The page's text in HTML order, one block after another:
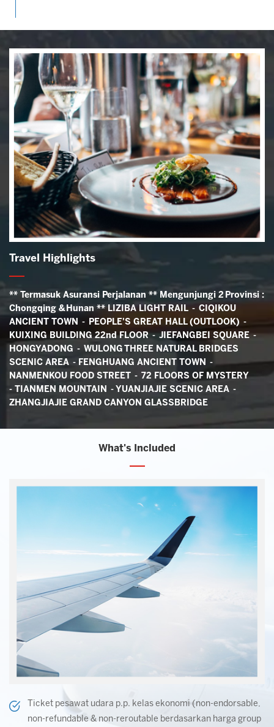
Travel Highlights
** Termasuk Asuransi Perjalanan ** Mengunjungi 2 Provinsi :
Chongqing & Hunan ** LIZIBA LIGHT RAIL - CIQIKOU
ANCIENT TOWN - PEOPLE'S GREAT HALL (OUTLOOK) -
KUIXING BUILDING 22nd FLOOR - JIEFANGBEI SQUARE -
HONGYADONG - WULONG
THREE NATURAL BRIDGES
SCENIC AREA - FENGHUANG ANCIENT TOWN -
NANMENKOU FOOD STREET - 72 FLOORS OF MYSTERY
-
TIANMEN MOUNTAIN - YUANJIAJIE SCENIC AREA -
ZHANGJIAJIE GRAND CANYON GLASSBRIDGE
What's Included
Ticket pesawat udara p.p. kelas ekonomi (non-endorsable,
non-refundable & non-reroutable berdasarkan harga group